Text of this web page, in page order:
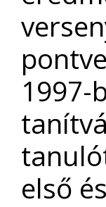
1997-
első